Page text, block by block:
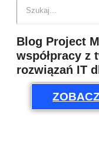
Blog Project
współpracy z
rozwiązań IT